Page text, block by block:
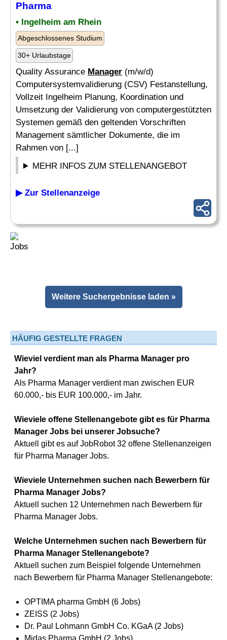
Pharma
• Ingelheim am Rhein
Abgeschlossenes Studium
30+ Urlaubstage
Quality Assurance Manager (m/w/d)
Computersystemvalidierung (CSV) Festanstellung,
Vollzeit Ingelheim Planung, Koordination und
Umsetzung der Validierung von computergestützten
Systemen gemäß den geltenden Vorschriften
Management sämtlicher Dokumente, die im
Rahmen von [...]
MEHR INFOS ZUM STELLENANGEBOT
▶ Zur Stellenanzeige
Weitere Suchergebnisse laden »
HÄUFIG GESTELLTE FRAGEN
Wieviel verdient man als Pharma Manager pro
Jahr?
Als Pharma Manager verdient man zwischen EUR
60.000,- bis EUR 100.000,- im Jahr.
Wieviele offene Stellenangebote gibt es für Pharma
Manager Jobs bei unserer Jobsuche?
Aktuell gibt es auf JobRobot 32 offene Stellenanzeigen
für Pharma Manager Jobs.
Wieviele Unternehmen suchen nach Bewerbern für
Pharma Manager Jobs?
Aktuell suchen 12 Unternehmen nach Bewerbern für
Pharma Manager Jobs.
Welche Unternehmen suchen nach Bewerbern für
Pharma Manager Stellenangebote?
Aktuell suchen zum Beispiel folgende Unternehmen
nach Bewerbern für Pharma Manager Stellenangebote:
OPTIMA pharma GmbH (6 Jobs)
ZEISS (2 Jobs)
Dr. Paul Lohmann GmbH Co. KGaA (2 Jobs)
Midas Pharma GmbH (2 Jobs)